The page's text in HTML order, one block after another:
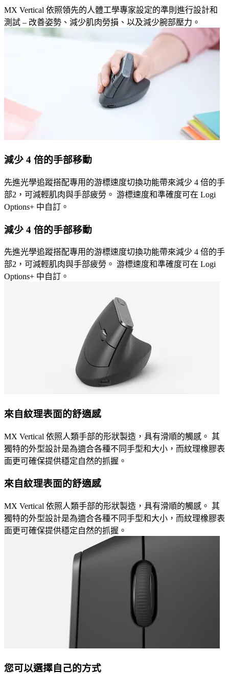
MX Vertical 依照領先的人體工學專家設定的準則進行設計和
測試 – 改善姿勢、減少肌肉勞損、以及減少腕部壓力。
減少 4 倍的手部移動
先進光學追蹤搭配專用的游標速度切換功能帶來減少 4 倍的手
部2，可減輕肌肉與手部疲勞。 游標速度和準確度可在 Logi
Options+ 中自訂。
減少 4 倍的手部移動
先進光學追蹤搭配專用的游標速度切換功能帶來減少 4 倍的手
部2，可減輕肌肉與手部疲勞。 游標速度和準確度可在 Logi
Options+ 中自訂。
來自紋理表面的舒適感
MX Vertical 依照人類手部的形狀製造，具有滑順的觸感。 其
獨特的外型設計是為適合各種不同手型和大小，而紋理橡膠表
面更可確保提供穩定自然的抓握。
來自紋理表面的舒適感
MX Vertical 依照人類手部的形狀製造，具有滑順的觸感。 其
獨特的外型設計是為適合各種不同手型和大小，而紋理橡膠表
面更可確保提供穩定自然的抓握。
您可以選擇自己的方式